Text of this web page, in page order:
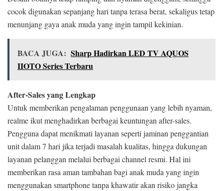
cocok digunakan sepanjang hari tanpa terasa berat, sekaligus tetap
menunjang gaya anak muda yang ingin tampil kekinian.
BACA JUGA: Sharp Hadirkan LED TV AQUOS
IIOTO Series Terbaru
After-Sales yang Lengkap
Untuk memberikan pengalaman penggunaan yang lebih nyaman,
realme ikut menghadirkan berbagai keuntungan after-sales.
Pengguna dapat menikmati layanan seperti jaminan penggantian
unit dalam 7 hari jika terjadi masalah kualitas, hingga dukungan
layanan pelanggan melalui berbagai channel resmi. Hal ini
memberikan rasa aman tambahan bagi anak muda yang ingin
menggunakan smartphone tanpa khawatir akan risiko jangka